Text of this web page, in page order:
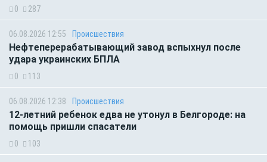
0 287
06.08.2026 12:55 Происшествия
Нефтеперерабатывающий завод вспыхнул после
удара украинских БПЛА
0 113
06.08.2026 12:38 Происшествия
12-летний ребенок едва не утонул в Белгороде: на
помощь пришли спасатели
0 103